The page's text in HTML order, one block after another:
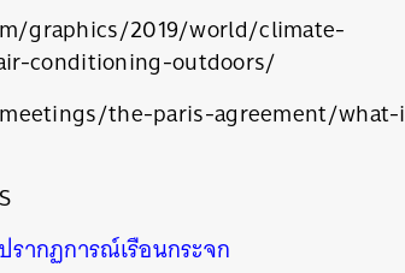
graphics/2019/world/climate-
conditioning-outdoors/
the-paris-agreement/
ปรากฏการณ์เรือนกระจก